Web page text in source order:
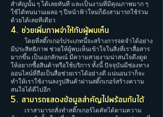
สำคัญนั้น ๆ ได้เลยทันที และเป็นงานที่มีคุณภาพมาก ๆ
ใช้ได้ทนนานเผลอ ๆ ปีหน้าฟ้าใหม่ก็ยังสามารถใช้ร่วม
ด้วยได้เลยทีเดียว
4. ช่วยเพิ่มภาพจำให้กับผู้พบเห็น
โดยที่สติ๊กเกอร์ประเภทนี้จะสร้างการจดจำได้อย่าง
มีประสิทธิภาพ ช่วยให้ผู้พบเห็นเข้าใจในสิ่งที่เราสื่อสาร
มากขึ้น เป็นเอกลักษณ์ มีความสวยงามน่าสนใจดึงดูด
ให้อยากซื้อสินค้าหรือใช้บริการ ทั้งนี้ ปัจจุบันมีช่องทาง
ออนไลน์ที่ถือเป็นสื่อช่วยเราได้อย่างดี แน่นอนว่าก็จะ
ทำให้เราใช้งานลงรูปสินค้าผ่านสติ๊กเกอร์สร้างความ
สนใจได้ดีไปอีก
5. สามารถแสดงข้อมูลสำคัญไปพร้อมกันได้
เราสามารถสั่งทําสติ๊กเกอร์ไดคัทได้ตามความ